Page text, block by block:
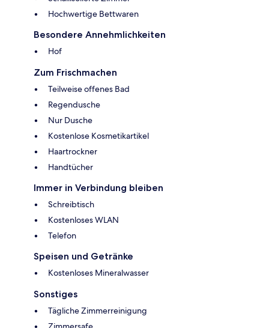
Hochwertige Bettwaren
Besondere Annehmlichkeiten
Hof
Zum Frischmachen
Teilweise offenes Bad
Regendusche
Nur Dusche
Kostenlose Kosmetikartikel
Haartrockner
Handtücher
Immer in Verbindung bleiben
Schreibtisch
Kostenloses WLAN
Telefon
Speisen und Getränke
Kostenloses Mineralwasser
Sonstiges
Tägliche Zimmerreinigung